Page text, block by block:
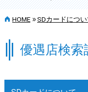
HOME >> SDカードについ
優遇店検索